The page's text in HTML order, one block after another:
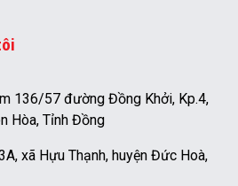
136/57 đường Đồng Khởi, Kp.4,
Hòa, Tỉnh Đồng
xã Hựu Thạnh, huyện Đức Hoà,